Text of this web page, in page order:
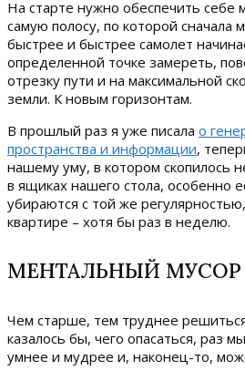
На старте нужно обеспечить себе
самую полосу, по которой сначала
быстрее и быстрее самолет
определенной точке замереть,
отрезку пути и на максимальной
земли. К новым горизонтам.
В прошлый раз я уже писала о
пространства и информации,
нашему уму, в котором скопилось
в ящиках нашего стола, особенно
убираются с той же
квартире – хотя бы раз в неделю.
МЕНТАЛЬНЫЙ
Чем старше, тем труднее
казалось бы, чего опасаться, раз
умнее и мудрее и, наконец-то,